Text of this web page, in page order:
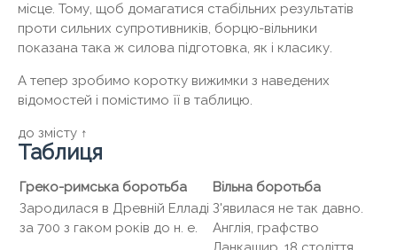
місце. Тому, щоб домагатися стабільних результатів
проти сильних супротивників, борцю-вільники
показана така ж силова підготовка, як і класику.
А тепер зробимо коротку вижимки з наведених
відомостей і помістимо її в таблицю.
до змісту ↑
Таблиця
Греко-римська боротьба
Вільна боротьба
Зародилася в Древній Елладі
за 700 з гаком років до н. е.
З'явилася не так давно.
Англія, графство